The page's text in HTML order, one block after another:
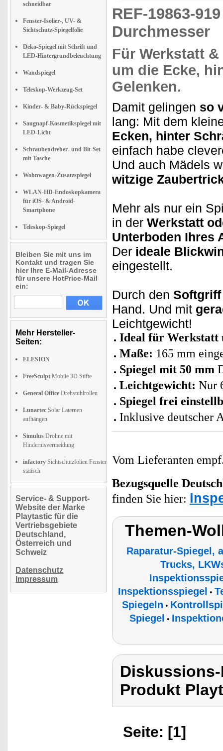
schneidbar
Fenster-Isolier-, UV- &
Sichtschutz-Spiegelfolie
Deko-Spiegel mit Schrift und
LED-Hintergrundbeleuchtung
Wandspiegel
Teleskop-Werkzeug-Set
Kinder- & Baby-Rückspiegel
Saugnapf-Kosmetikspiegel mit
LED-Licht
Schraubendreher- und Bit-Set
mit Tasche
Wohnwagen-Zusatzspiegel
WLAN-HD-Endoskopkamera
für iOS- & Android-
Smartphone
Teleskop-Spiegel
Bleiben Sie mit uns im
Kontakt und tragen Sie
hier Ihre E-Mail-Adresse
für unsere HotPrice-Mail
ein:
Mehr Hersteller-
Seiten:
ELESION
FreeSculpt Mobile 3D Stifte
General Office Drehstuhlrollen
Lunartec Solar Laternen
aufhängen
Simulus Drohne mit
Hindernisvermeidung
infactory Sichtschutzfolien Fenster
statisch
Service- & Support-
Website der Marke
Playtastic für die
Vertriebsgebiete
Deutschland,
Österreich und
Schweiz
Datenschutz
Impressum
REF-19863-
Durchmesser
Für Werkstatt &
um die Ecke,
Gelenken.
Damit gelingen so
lang: Mit dem
Ecken, hinter
einfach habe
Und auch Mädels
witzige
Mehr als nur ein
in der Werkstatt
Unterboden Ihres
Der ideale
eingestellt.
Durch den Softgriff
Hand. Und mit
Leichtgewicht!
Ideal für Werkstatt
Maße: 165 mm
Spiegel mit 50 mm
Leichtgewicht: Nur
Spiegel frei
Inklusive deutscher
Vom Lieferanten
Bezugsquelle
finden Sie hier:
Themen-
Raparatur-Spiegel,
Trucks,
Inspektionsspiegel
•
Spiegeln •
Spiegel
•
Produkt
Seite: [1]